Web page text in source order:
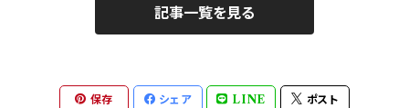
記事一覧を見る
保存 シェア LINE ポスト